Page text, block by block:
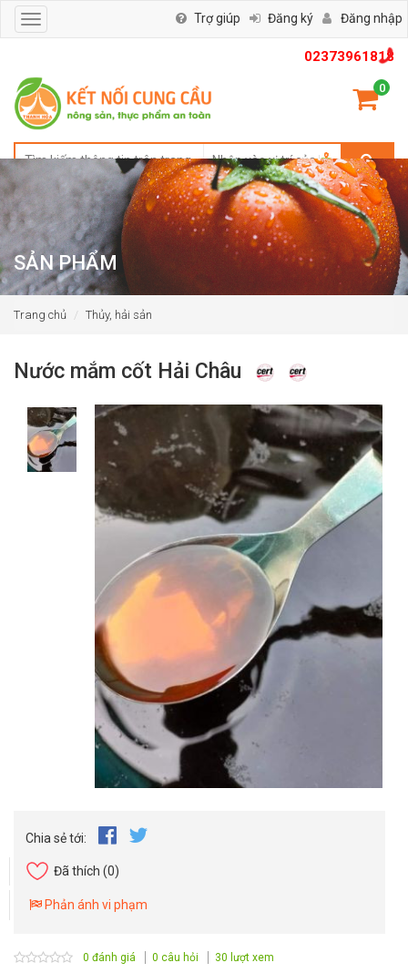
02373961818
0
Toggle
navigation
Trợ giúp Đăng ký Đăng nhập
SẢN PHẨM
Trang chủ Thủy, hải sản
Nước mắm cốt Hải Châu
Chia sẻ tới:
Đã thích (0)
Phản ánh vi phạm
0 đánh giá 0 câu hỏi 30 lượt xem